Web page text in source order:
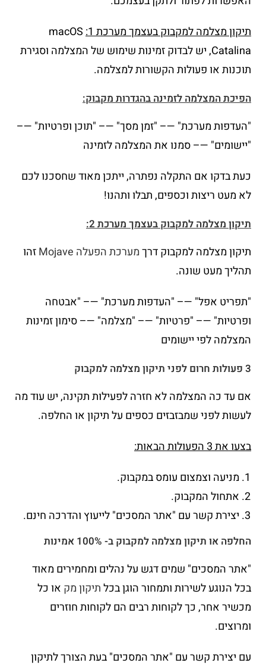
תיקון מצלמה למקבוק בעצמך מערכת 1:
macOS
Catalina, יש לבדוק זמינות שימוש של המצלמה וסגירת
תוכנות או פעולות הקשורות למצלמה.
הפיכת המצלמה לזמינה בהגדרות מקבוק:
"העדפות מערכת" —– "זמן מסך" —– "תוכן ופרטיות" —–
"יישומים" —– סמנו את המצלמה לזמינה
כעת בדקו אם התקלה נפתרה, ייתכן מאוד שחסכנו לכם
לא מעט ריצות וכספים, תבלו ותהנו!
תיקון מצלמה למקבוק בעצמך מערכת 2:
תיקון מצלמה למקבוק דרךמערכת הפעלה Mojave
זהו
תהליך מעט שונה.
"תפריט אפל" —– "העדפות מערכת" —– "אבטחה
ופרטיות" —– "פרטיות" —– "מצלמה" —– סימון זמינות
המצלמה לפי יישומים
3 פעולות חרום לפני תיקון מצלמה למקבוק
אם עד כה המצלמה לא חזרה לפעילות תקינה, יש עוד מה
לעשות לפני שמבזבזים כספים על תיקון או החלפה.
בצעו את 3 הפעולות הבאות:
מניעה וצמצום עומס במקבוק.
אתחול המקבוק.
יצירת קשר עם "אתר המסכים" לייעוץ והדרכה חינם.
החלפה או תיקון מצלמה למקבוק ב- 100% אמינות
"אתר המסכים" שמים דגש על נהלים ומחמירים מאוד
בכל הנוגע לשירות ותמחור הוגן בכלתיקון מק או כל
מכשיר אחר, כך לקוחות רבים הם לקוחות חוזרים
ומרוצים.
עם יצירת קשר עם "אתר המסכים" בעת הצורך לתיקון